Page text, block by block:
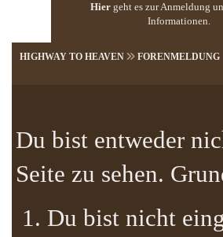
Hier geht es zur Anmeldung
Informationen.
HIGHWAY TO HEAVEN FORENMELDUNG
Du bist entweder
Seite zu sehen.
Du bist nicht